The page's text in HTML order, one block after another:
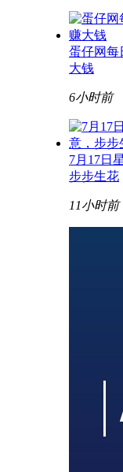
蛋仔网每
大钱
6小时前
7月17日
步步生花
11小时前